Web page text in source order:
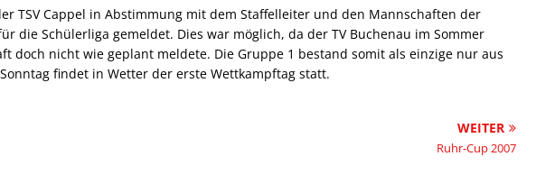
TSV Cappel in Abstimmung mit dem Staffelleiter und den Mannschaften der
die Schülerliga gemeldet. Dies war möglich, da der TV Buchenau im Sommer
doch nicht wie geplant meldete. Die Gruppe 1 bestand somit als einzige nur aus
findet in Wetter der erste Wettkampftag statt.
WEITER
Ruhr-Cup 2007